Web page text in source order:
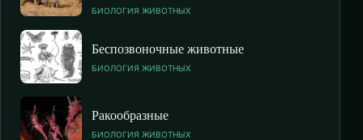
БИОЛОГИЯ ЖИВОТНЫХ
Беспозвоночные животные
БИОЛОГИЯ ЖИВОТНЫХ
Ракообразные
БИОЛОГИЯ ЖИВОТНЫХ